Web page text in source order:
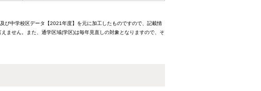
び中学校区データ【2021年度】を元に加工したものですので、記載情
ません。また、通学区域(学区)は毎年見直しの対象となりますので、そ